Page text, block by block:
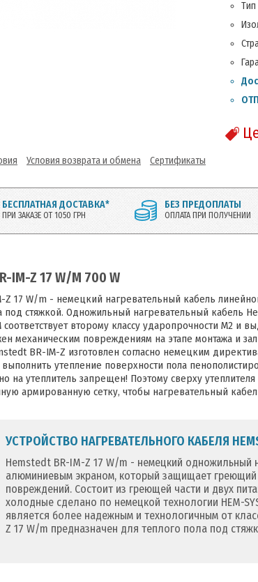
Условия возврата и обмена Сертификаты
БЕСПЛАТНАЯ ДОСТАВКА*
ПРИ ЗАКАЗЕ ОТ 1050 ГРН
БЕЗ ПРЕДОПЛАТЫ
ОПЛАТА ПРИ ПОЛУЧЕНИИ
IM-Z 17 W/M 700 W
Z 17 W/m - немецкий нагревательный кабель
под стяжкой. Одножильный нагревательный кабель
второму классу ударопрочности М2 и
механическим повреждениям на этапе монтажа и
BR-IM-Z изготовлен согласно немецким
утепление поверхности пола
на утеплитель запрещен! Поэтому сверху
армированную сетку, чтобы нагревательный
УСТРОЙСТВО НАГРЕВАТЕЛЬНОГО КАБЕЛЯ
Hemstedt BR-IM-Z 17 W/m - немецкий одножильный
алюминиевым экраном, который защищает греющий
повреждений. Состоит из греющей части и двух
холодные сделано по немецкой технологии HEM-
является более надежным и технологичным от
Z 17 W/m предназначен для теплого пола под